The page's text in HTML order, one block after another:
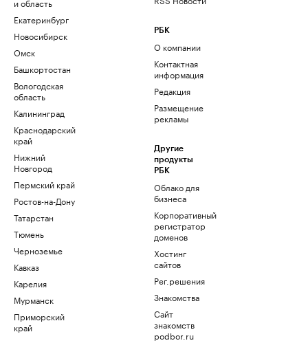
и область
Екатеринбург
Новосибирск
Омск
Башкортостан
Вологодская
область
Калининград
Краснодарский
край
Нижний
Новгород
Пермский край
Ростов-на-Дону
Татарстан
Тюмень
Черноземье
Кавказ
Карелия
Мурманск
Приморский
край
РБК
О компании
Контактная
информация
Редакция
Размещение
рекламы
Другие
продукты
РБК
Облако для
бизнеса
Корпоративный
регистратор
доменов
Хостинг
сайтов
Рег.решения
Знакомства
Сайт
знакомств
podbor.ru